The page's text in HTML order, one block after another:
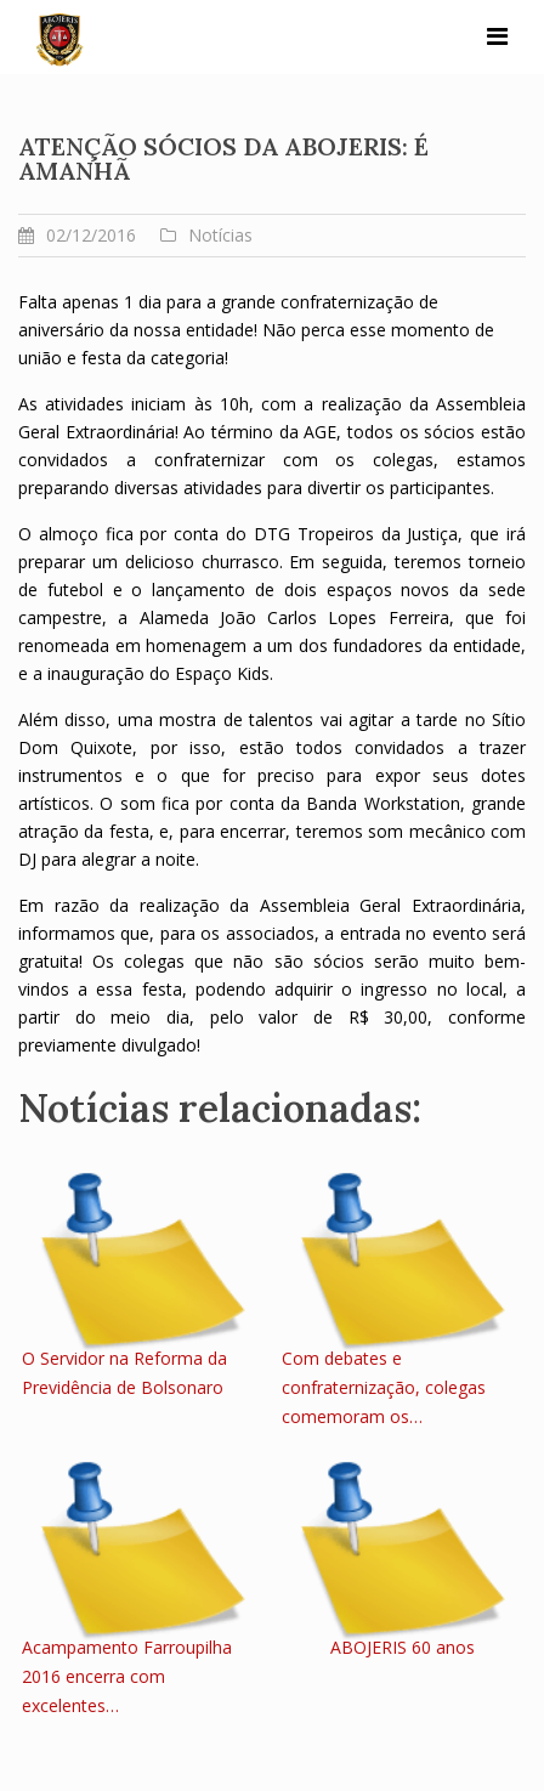
content
ATENÇÃO SÓCIOS DA ABOJERIS: É
AMANHÃ
02/12/2016 Notícias
Falta apenas 1 dia para a grande confraternização de
aniversário da nossa entidade! Não perca esse momento de
união e festa da categoria!
As atividades iniciam às 10h, com a realização da Assembleia
Geral Extraordinária! Ao término da AGE, todos os sócios estão
convidados a confraternizar com os colegas, estamos
preparando diversas atividades para divertir os participantes.
O almoço fica por conta do DTG Tropeiros da Justiça, que irá
preparar um delicioso churrasco. Em seguida, teremos torneio
de futebol e o lançamento de dois espaços novos da sede
campestre, a Alameda João Carlos Lopes Ferreira, que foi
renomeada em homenagem a um dos fundadores da entidade,
e a inauguração do Espaço Kids.
Além disso, uma mostra de talentos vai agitar a tarde no Sítio
Dom Quixote, por isso, estão todos convidados a trazer
instrumentos e o que for preciso para expor seus dotes
artísticos. O som fica por conta da Banda Workstation, grande
atração da festa, e, para encerrar, teremos som mecânico com
DJ para alegrar a noite.
Em razão da realização da Assembleia Geral Extraordinária,
informamos que, para os associados, a entrada no evento será
gratuita! Os colegas que não são sócios serão muito bem-
vindos a essa festa, podendo adquirir o ingresso no local, a
partir do meio dia, pelo valor de R$ 30,00, conforme
previamente divulgado!
Notícias relacionadas:
O Servidor na Reforma da
Previdência de Bolsonaro
Com debates e
confraternização, colegas
comemoram os…
Acampamento Farroupilha
2016 encerra com
excelentes…
ABOJERIS 60 anos